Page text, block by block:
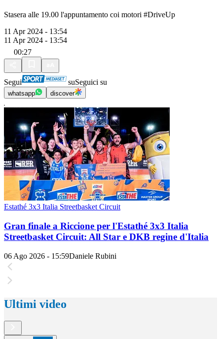
Stasera alle 19.00 l'appuntamento coi motori #DriveUp
11 Apr 2024 - 13:54
11 Apr 2024 - 13:54
00:27
Segui suSeguici su
whatsapp discover
Estathé 3x3 Italia Streetbasket Circuit
Gran finale a Riccione per l'Estathé 3x3 Italia
Streetbasket Circuit: All Star e DKB regine d'Italia
06 Ago 2026 - 15:59Daniele Rubini
Ultimi video